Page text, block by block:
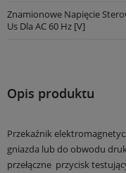
Znamionowe Napięcie
Us Dla AC 60 Hz [V]
Opis produktu
Przekaźnik
gniazda lub do obwodu
przełączne przycisk